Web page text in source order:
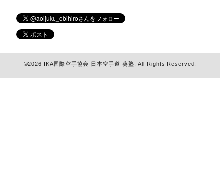
©2026 IKA国際空手協会 日本空手道 葵塾 . All Rights Reserved.